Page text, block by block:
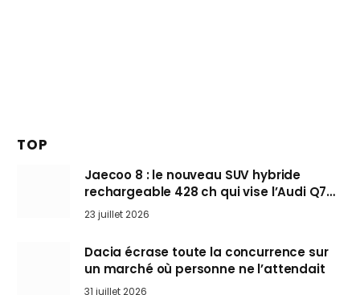
TOP
Jaecoo 8 : le nouveau SUV hybride
rechargeable 428 ch qui vise l’Audi Q7
arrive en Europe cet automne
23 juillet 2026
Dacia écrase toute la concurrence sur
un marché où personne ne l’attendait
31 juillet 2026